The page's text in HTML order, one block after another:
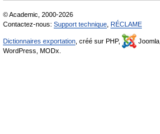
© Academic, 2000-2026
Contactez-nous: Support technique RÉCLAME
Dictionnaires exportation , créé sur PHP, Joomla,
WordPress, MODx.